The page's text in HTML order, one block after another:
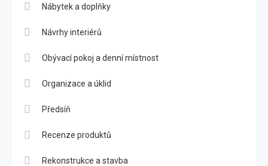
Nábytek a doplňky
Návrhy interiérů
Obývací pokoj a denní místnost
Organizace a úklid
Předsíň
Recenze produktů
Rekonstrukce a stavba